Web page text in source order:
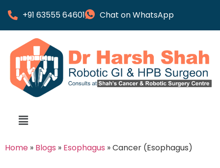
+91 63555 64601 Chat on WhatsApp
Home » Blogs » Esophagus »Cancer (Esophagus)